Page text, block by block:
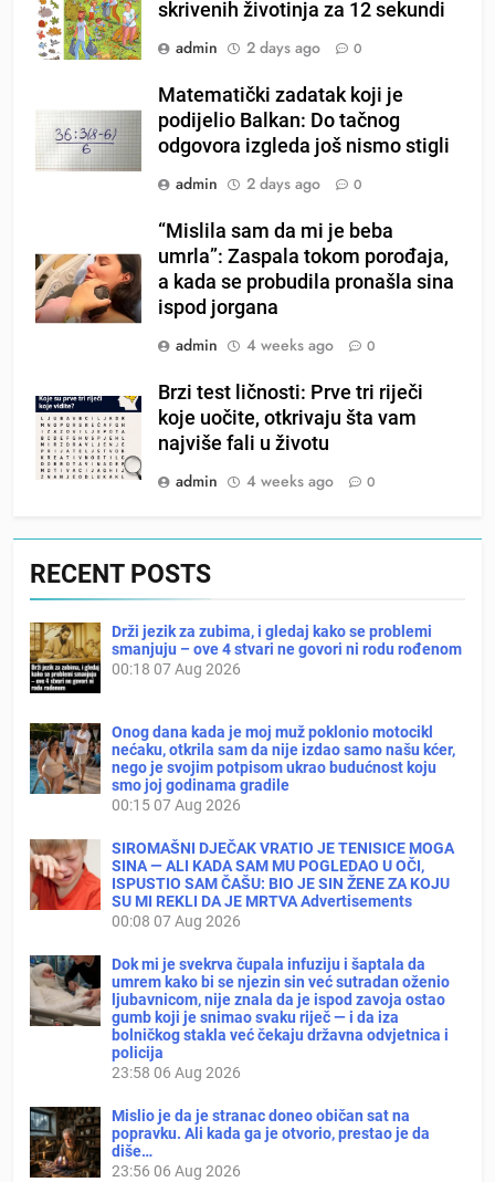
skrivenih životinja za 12 sekundi
admin
2 days ago 0
Matematički zadatak koji je
podijelio Balkan: Do tačnog
odgovora izgleda još nismo stigli
admin
2 days ago 0
“Mislila sam da mi je beba
umrla”: Zaspala tokom porođaja,
a kada se probudila pronašla sina
ispod jorgana
admin
4 weeks ago 0
Brzi test ličnosti: Prve tri riječi
koje uočite, otkrivaju šta vam
najviše fali u životu
admin
4 weeks ago 0
RECENT POSTS
Drži jezik za zubima, i gledaj kako se problemi
smanjuju – ove 4 stvari ne govori ni rodu rođenom
00:18 07 Aug 2026
Onog dana kada je moj muž poklonio motocikl
nećaku, otkrila sam da nije izdao samo našu kćer,
nego je svojim potpisom ukrao budućnost koju
smo joj godinama gradile
00:1507 Aug 2026
SIROMAŠNI DJEČAK VRATIO JE TENISICE MOGA
SINA — ALI KADA SAM MU POGLEDAO U OČI,
ISPUSTIO SAM ČAŠU: BIO JE SIN ŽENE ZA KOJU
SU MI REKLI DA JE MRTVA Advertisements
00:08 07 Aug 2026
Dok mi je svekrva čupala infuziju i šaptala da
umrem kako bi se njezin sin već sutradan oženio
ljubavnicom, nije znala da je ispod zavoja ostao
gumb koji je snimao svaku riječ — i da iza
bolničkog stakla već čekaju državna odvjetnica i
policija
23:58 06 Aug 2026
Mislio je da je stranac doneo običan sat na
popravku. Ali kada ga je otvorio, prestao je da
diše…
23:56 06 Aug 2026